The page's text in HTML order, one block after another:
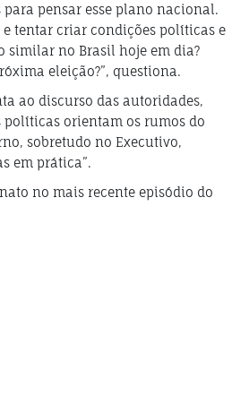
para pensar esse plano nacional.
tentar criar condições políticas e
similar no Brasil hoje em dia?
eleição?”, questiona.
ao discurso das autoridades,
políticas orientam os rumos do
sobretudo no Executivo,
em prática”.
no mais recente episódio do